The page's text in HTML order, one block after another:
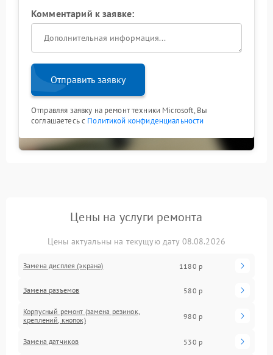
Комментарий к заявке:
Отправить заявку
Отправляя заявку на ремонт техники Microsoft, Вы
соглашаетесь с Политикой конфиденциальности
Цены на услуги ремонта
Цены актуальны на текущую дату 08.08.2026
Замена дисплея (экрана) 1180 р
Замена разъемов 580 р
Корпусный ремонт (замена резинок,
креплений, кнопок)
980 р
Замена датчиков 530 р